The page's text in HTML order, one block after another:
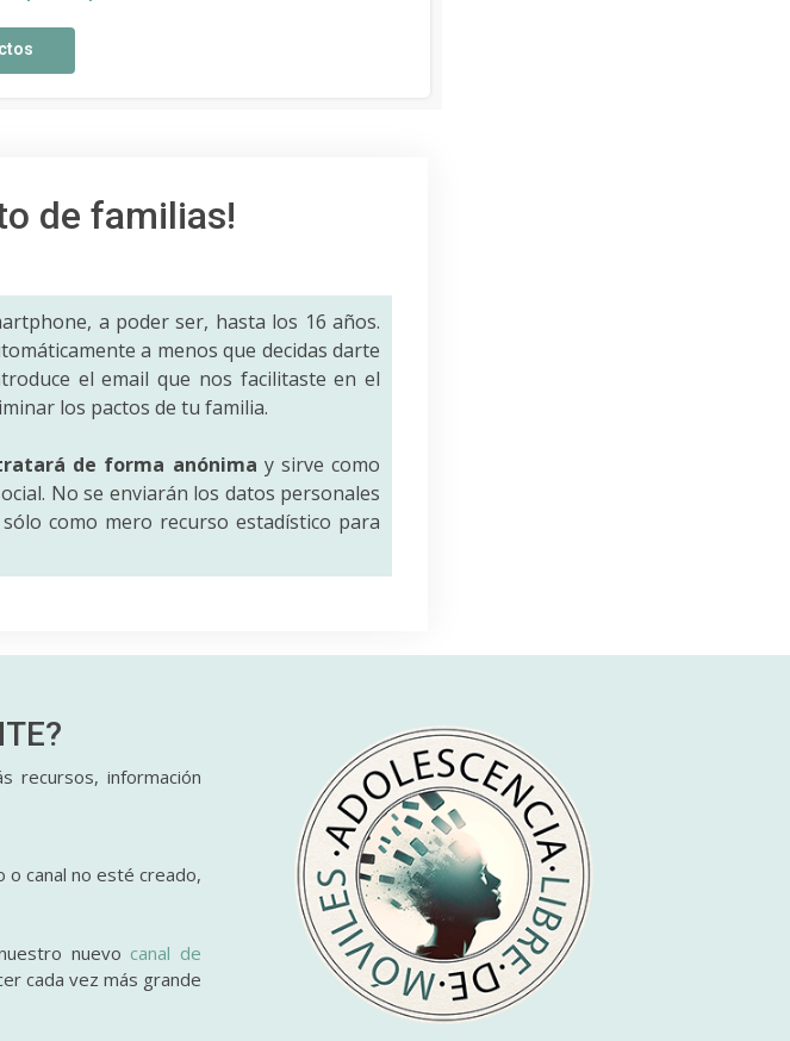
de familias!
a poder ser, hasta los 16 años.
a menos que decidas darte
el email que nos facilitaste en el
los pactos de tu familia.
de forma anónima y sirve como
No se enviarán los datos personales
como mero recurso estadístico para
recursos, información
o canal no esté creado,
nuevo canal de
cada vez más grande